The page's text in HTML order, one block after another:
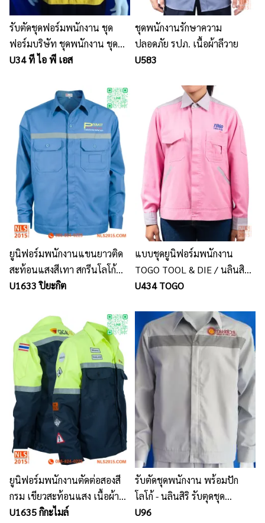
รับตัดชุดฟอร์มพนักงาน ชุด
ฟอร์มบริษัท ชุดพนักงาน ชุด
ทำงาน รับงานด่วน จำนวนมาก
U34 ที ไอ พี เอส
ชุดพนักงานรักษาความ
ปลอดภัย รปภ. เนื้อผ้าลีวาย
U583
ยูนิฟอร์มพนักงานแขนยาวติด
สะท้อนแสงสีเทา สกรีนโลโก้
หน้าหลัง
U1633 ปิยะกิต
แบบชุดยูนิฟอร์มพนักงาน
TOGO TOOL & DIE / นลินสิริ
รับผลิตเสื้อยูนิฟอร์มพนักงาน
U434 TOGO
ยูนิฟอร์มพนักงานตัดต่อสองสี
กรม เขียวสะท้อนแสง เนื้อผ้าดี
วาย ติดแถบสะท้อนแสงสีเทา
U1635 กิกะไมล์
รับตัดชุดพนักงาน พร้อมปัก
โลโก้ - นลินสิริ รับตุดชุด
พนักงาน ราคาเป็นกันเอง
U96